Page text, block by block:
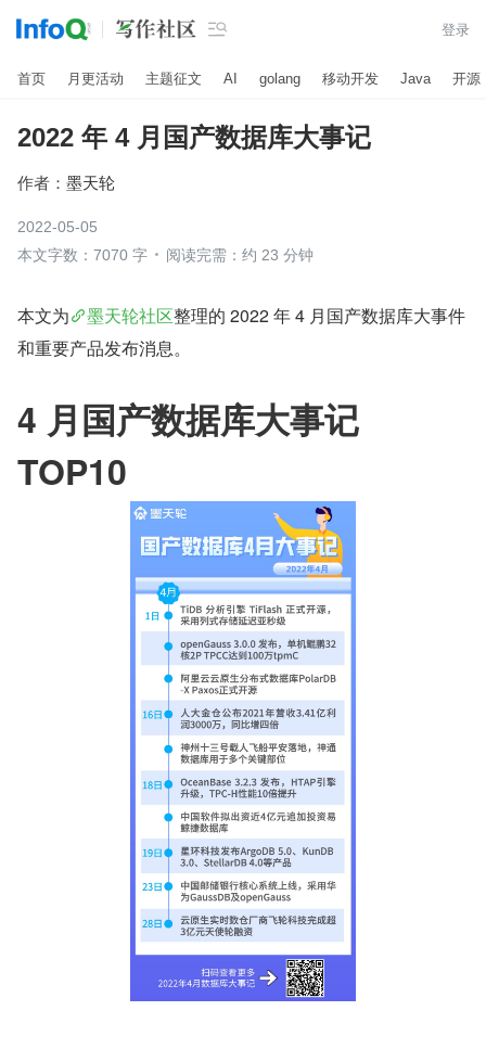
 登录
首页 月更活动 主题征文 AI golang 移动开发 Java 开源
2022 年 4 月国产数据库大事记
作者： 墨天轮
2022-05-05
本文字数：7070 字
阅读完需：约 23 分钟
本文为 墨天轮社区整理的 2022 年 4 月国产数据库大事件
和重要产品发布消息。
4 月国产数据库大事记
TOP10